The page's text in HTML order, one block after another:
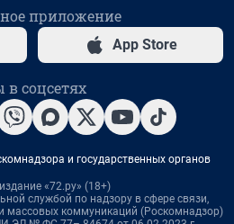
приложение
App Store
соцсетях
и государственных органов
«72.ру» (18+)
службой по надзору в сфере связи,
массовых коммуникаций (Роскомнадзор)